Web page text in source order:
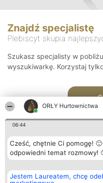
ORŁY Hurtownictwa
06:44
Cześć, chętnie Ci pomogę!
odpowiedni temat rozmowy!
Jestem Laureatem, chcę
Znajdź specjalistę
Plebiscyt skupia
Szukasz specjalisty w
wyszukiwarkę. Korzystaj
Organizator plebiscytu
Bright Side Solutions sp. z o.